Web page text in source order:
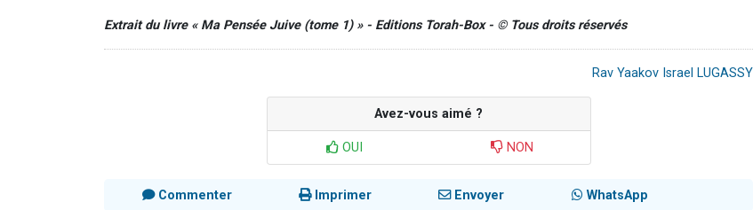
Extrait du livre « Ma Pensée Juive (tome 1) » - Editions Torah-Box - © Tous droits réservés
Rav Yaakov Israel LUGASSY
Avez-vous aimé ?
OUI NON
Commenter Imprimer Envoyer WhatsApp